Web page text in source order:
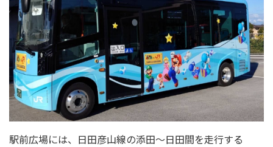
駅前広場には、日田彦山線の添田～日田間を走行する